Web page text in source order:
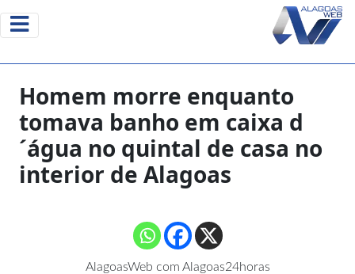
Homem morre enquanto
tomava banho em caixa d
´água no quintal de casa no
interior de Alagoas
AlagoasWeb com Alagoas24horas